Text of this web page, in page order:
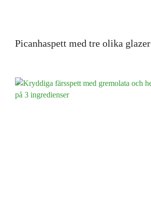
Picanhaspett med tre olika glazer